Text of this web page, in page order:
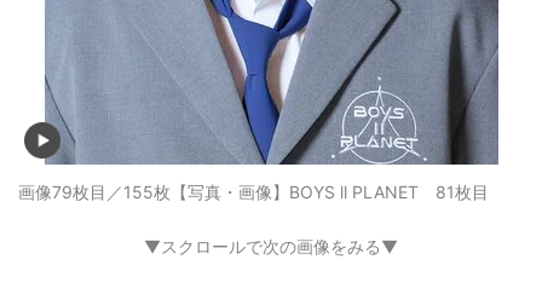
画像79枚目／155枚 【写真・画像】BOYS ll PLANET 81枚目
▼スクロールで次の画像をみる▼